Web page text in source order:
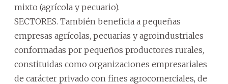
mixto (agrícola y pecuario).
SECTORES. También beneficia a pequeñas
empresas agrícolas, pecuarias y agroindustriales
conformadas por pequeños productores rurales,
constituidas como organizaciones empresariales
de carácter privado con fines agrocomerciales, de